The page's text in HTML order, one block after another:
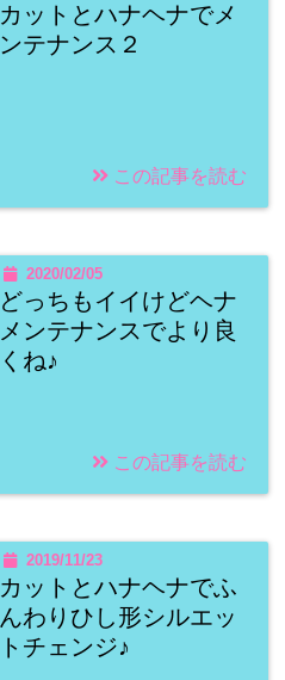
カットとハナヘナでメ
ンテナンス２
この記事を読む
2020/02/05
どっちもイイけどヘナ
メンテナンスでより良
くね♪
この記事を読む
2019/11/23
カットとハナヘナでふ
んわりひし形シルエッ
トチェンジ♪